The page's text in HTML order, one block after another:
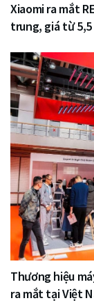
Xiaomi ra mắt
trung, giá từ
Thương hiệu
ra mắt tại Việt